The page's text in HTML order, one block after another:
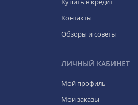
Контакты
Обзоры и советы
ЛИЧНЫЙ КАБИНЕТ
Мой профиль
Мои заказы